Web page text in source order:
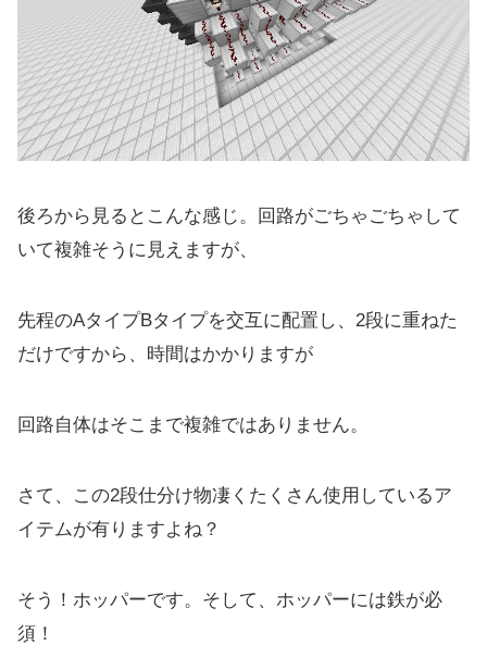
後ろから見るとこんな感じ。回路がごちゃごちゃして
いて複雑そうに見えますが、
先程のAタイプBタイプを交互に配置し、2段に重ねた
だけですから、時間はかかりますが
回路自体はそこまで複雑ではありません。
さて、この2段仕分け物凄くたくさん使用しているア
イテムが有りますよね？
そう！ホッパーです。そして、ホッパーには鉄が必
須！